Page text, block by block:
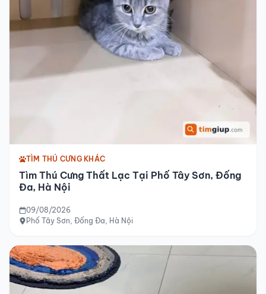
TÌM THÚ CƯNG KHÁC
Tìm Thú Cưng Thất Lạc Tại Phố Tây Sơn, Đống
Đa, Hà Nội
09/08/2026
Phố Tây Sơn, Đống Đa, Hà Nội